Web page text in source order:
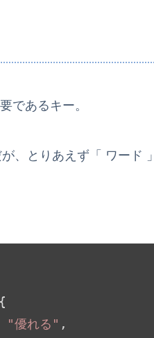
であるキー。
、とりあえず「 ワード
"優れる" ,